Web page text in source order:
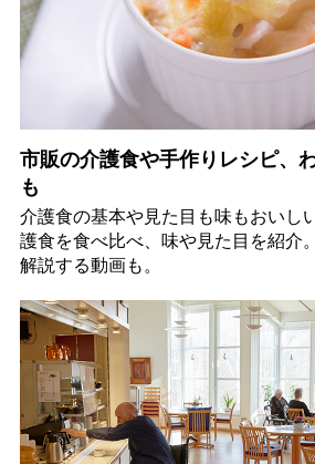
市販の介護食や手作りレシピ、
も
介護食の基本や見た目も味もおいし
護食を食べ比べ、味や見た目を紹介
解説する動画も。